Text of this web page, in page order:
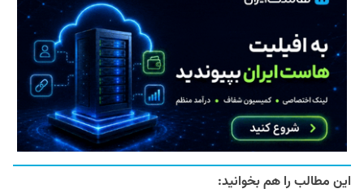
این مطالب را هم بخوانید: